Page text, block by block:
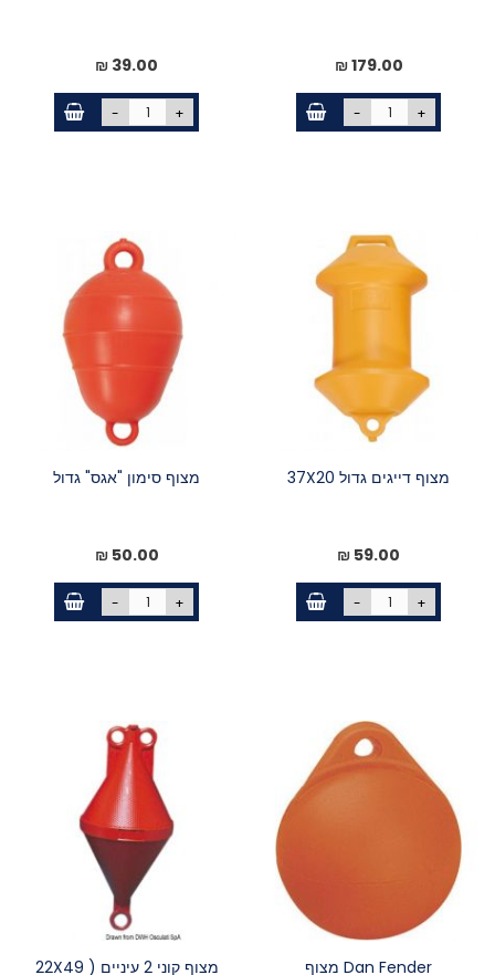
179.00 ₪
- +
39.00 ₪
- +
מצוף דייגים גדול 37X20
59.00 ₪
- +
מצוף סימון "אגס" גדול
50.00 ₪
- +
Dan Fender מצוף מצוף קוני 2 עיניים ( 22X49